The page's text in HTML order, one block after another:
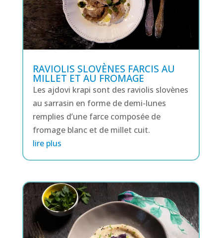
RAVIOLIS SLOVÈNES FARCIS AU
MILLET ET AU FROMAGE
Les ajdovi krapi sont des raviolis slovènes
au sarrasin en forme de demi-lunes
remplies d’une farce composée de
fromage blanc et de millet cuit.
lire plus